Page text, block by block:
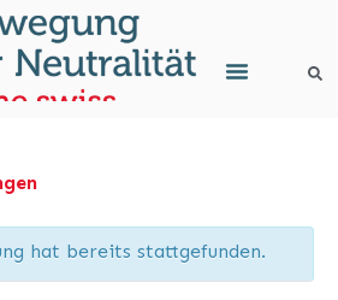
hat bereits stattgefunden.